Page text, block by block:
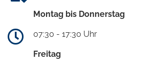
Montag bis Donnerstag
07:30 - 17:30 Uhr
Freitag